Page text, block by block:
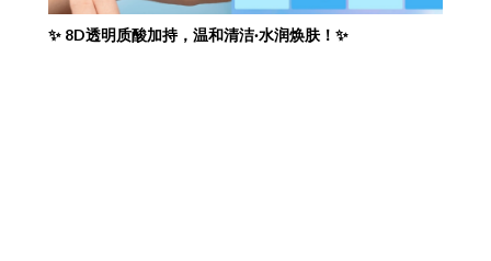
✨ 8D透明质酸加持，温和清洁·水润焕肤！✨